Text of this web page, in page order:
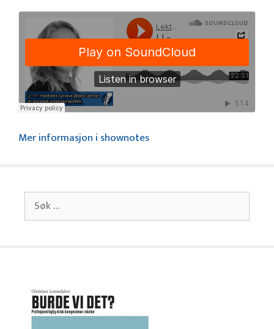
Mer informasjon i shownotes
Søk
etter: